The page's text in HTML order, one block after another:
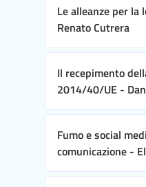
Le alleanze per
Renato Cutrera
Il recepimento
2014/40/UE -
Fumo e social
comunicazione -